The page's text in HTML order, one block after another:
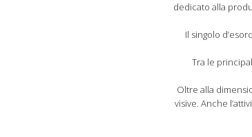
dedicato alla
Il singolo
Tra le
Oltre alla
visive. Anche